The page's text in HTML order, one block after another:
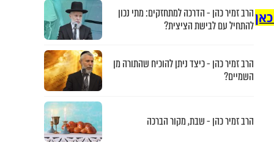
הרב זמיר כהן - הדרכה למתחזקים: מתי נכון
להתחיל עם לבישת הציצית?
הרב זמיר כהן - כיצד ניתן להוכיח שהתורה מן
השמיים?
הרב זמיר כהן - שבת, מקור הברכה